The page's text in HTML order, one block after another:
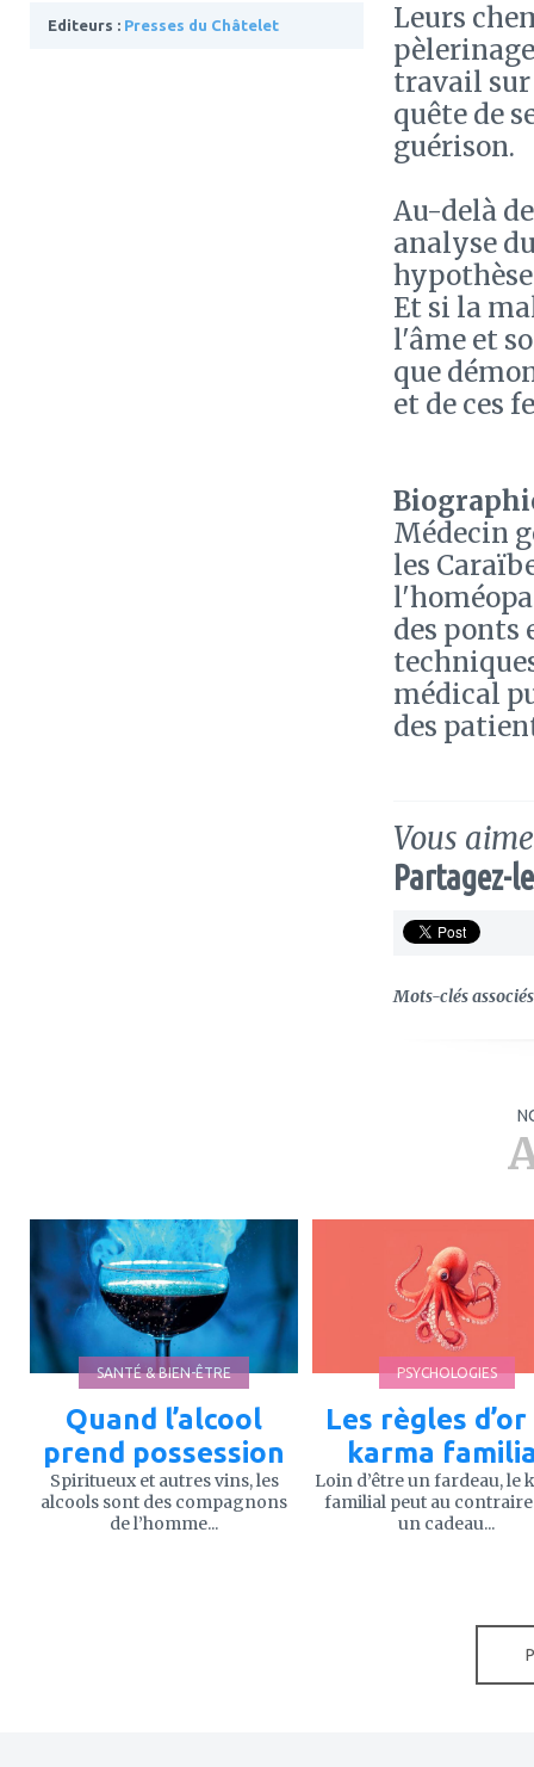
Editeurs : Presses du Châtelet
Leurs
travail sur
quête de
guérison.
Au-delà
analyse
Et si la
l'âme et
que
et de ces
Médecin
les
des ponts
médical
des
Vous
Partagez-
Mots-clés
à
mes
favoris
SANTÉ & BIEN-ÊTRE
Quand l’alcool
prend possession
Spiritueux et autres vins, les
alcools sont des compagnons
de l’homme...
PSYCHOLOGIES
Les règles d’or
karma
Loin d’être un fardeau, le
familial peut au
un cadeau...